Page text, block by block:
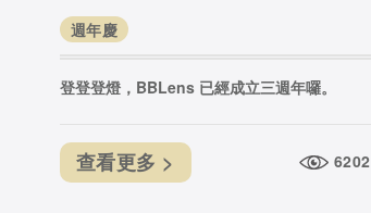
週年慶
登登登燈，BBLens 已經成立三週年囉。
查看更多 > 6202